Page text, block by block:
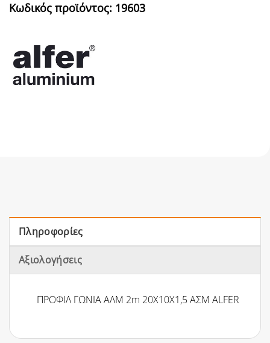
Κωδικός προϊόντος: 19603
Πληροφορίες
Αξιολογήσεις
ΠΡΟΦΙΛ ΓΩΝΙΑ ΑΛΜ 2m 20Χ10Χ1,5 ΑΣΜ ALFER